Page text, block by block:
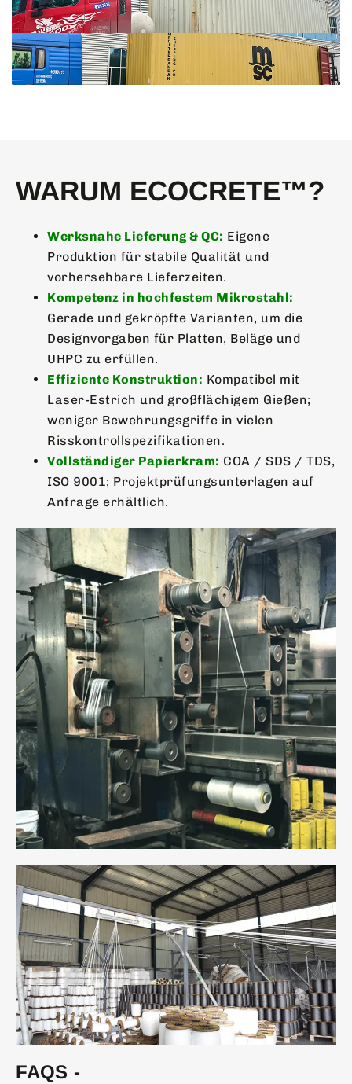
WARUM ECOCRETE™?
Werksnahe Lieferung & QC: Eigene
Produktion für stabile Qualität und
vorhersehbare Lieferzeiten.
Kompetenz in hochfestem Mikrostahl:
Gerade und gekröpfte Varianten, um die
Designvorgaben für Platten, Beläge und
UHPC zu erfüllen.
Effiziente Konstruktion: Kompatibel mit
Laser-Estrich und großflächigem Gießen;
weniger Bewehrungsgriffe in vielen
Risskontrollspezifikationen.
Vollständiger Papierkram: COA / SDS / TDS,
ISO 9001; Projektprüfungsunterlagen auf
Anfrage erhältlich.
FAQS -